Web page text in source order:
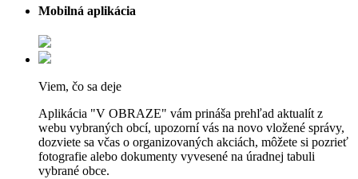
Mobilná aplikácia
Viem, čo sa deje
Aplikácia "V OBRAZE" vám prináša prehľad aktualít z
webu vybraných obcí, upozorní vás na novo vložené správy,
dozviete sa včas o organizovaných akciách, môžete si pozrieť
fotografie alebo dokumenty vyvesené na úradnej tabuli
vybrané obce.